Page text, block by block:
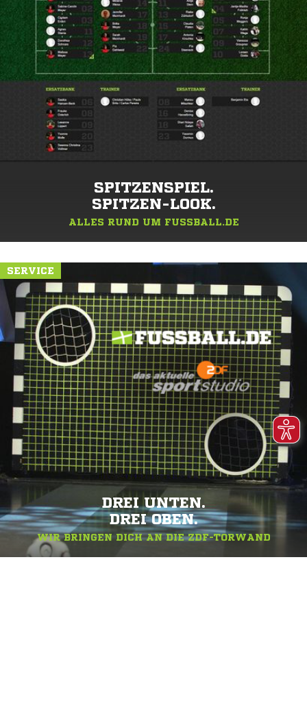
SPITZENSPIEL.
SPITZEN-LOOK.
ALLES RUND UM FUSSBALL.DE
SERVICE
DREI UNTEN.
DREI OBEN.
WIR BRINGEN DICH AN DIE ZDF-TORWAND